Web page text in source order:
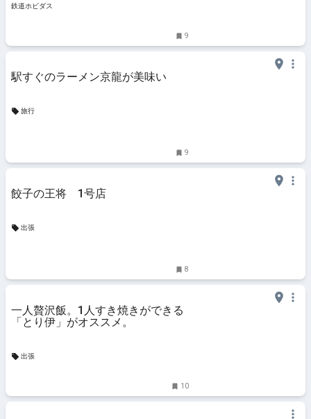
鉄道ホビダス
9
駅すぐのラーメン京龍が美味い
旅行
9
餃子の王将 1号店
出張
8
一人贅沢飯。1人すき焼きができる
「とり伊」がオススメ。
出張
10